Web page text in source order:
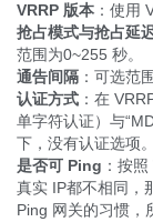
VRRP 版本 ：使用
抢占模式与抢占延
范围为0~255 秒。
通告间隔 ：可选范
认证方式 ：在
单字符认证）与
下，没有认证选项。
是否可 Ping ：按
真实 IP都不相同，
Ping 网关的习惯，